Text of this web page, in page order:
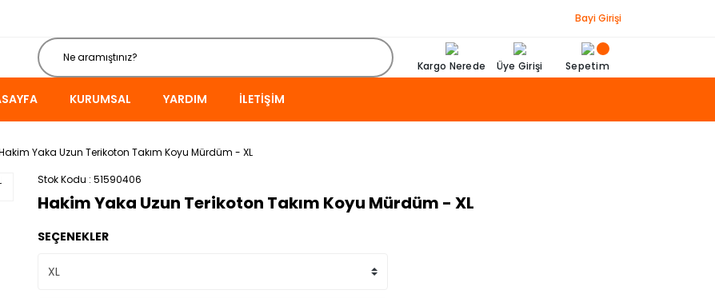
Bayi Girişi
Kargo Nerede Üye Girişi Sepetim
KURUMSAL YARDIM İLETIŞIM
Yaka Uzun Terikoton Takım Koyu Mürdüm - XL
Stok Kodu 51590406
Hakim Yaka Uzun Terikoton Takım Koyu Mürdüm - XL
SEÇENEKLER